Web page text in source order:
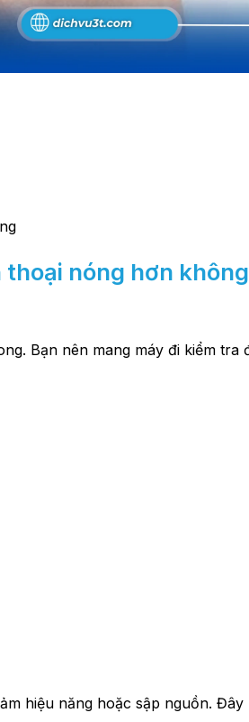
thoại nóng hơn
Bạn nên mang máy đi kiểm tra
hiệu năng hoặc sập nguồn. Đây